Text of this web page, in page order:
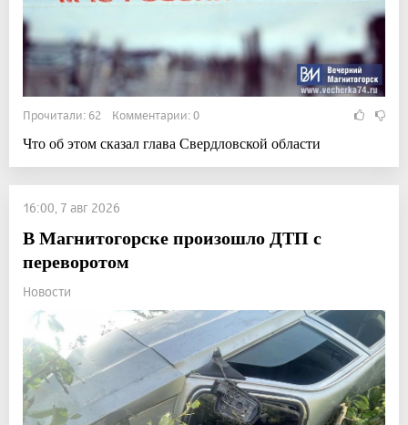
Прочитали: 62 Комментарии: 0
Что об этом сказал глава Свердловской области
16:00, 7 авг 2026
В Магнитогорске произошло ДТП с
переворотом
Новости